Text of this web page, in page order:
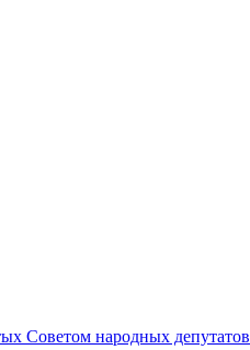
Советом народных депутатов